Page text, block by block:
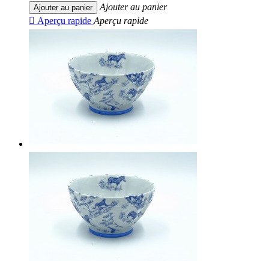
Ajouter au panier
Ajouter au panier
 Aperçu rapide Aperçu rapide